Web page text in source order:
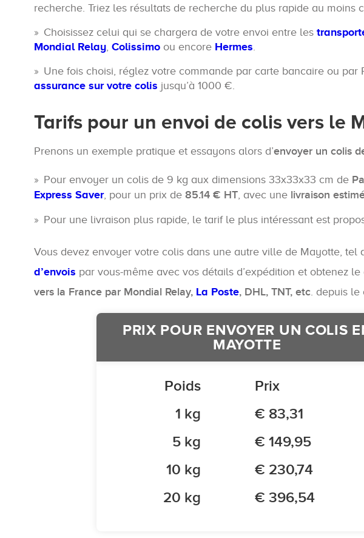
recherche. Triez les résultats de recherche du plus rapide au moins
Choisissez celui qui se chargera de votre envoi entre les
Mondial Relay, Colissimo ou encore Hermes.
Une fois choisi, réglez votre commande par carte bancaire ou
assurance sur votre colis jusqu’à 1000 €.
Tarifs pour un envoi de colis vers le
Prenons un exemple pratique et essayons alors d’envoyer un colis
Pour envoyer un colis de 9 kg aux dimensions 33x33x33 cm de
Express Saver, pour un prix de 85.14 € HT, avec une livraison
Pour une livraison plus rapide, le tarif le plus intéressant est
Vous devez envoyer votre colis dans une autre ville de Mayotte, tel
d’envois par vous-même avec vos détails d’expédition et obtenez
vers la France par Mondial Relay, La Poste, DHL, TNT, etc. depuis le
PRIX POUR ENVOYER UN COLIS
MAYOTTE
Poids
Prix
1 kg
€ 83,31
5 kg
€ 149,95
10 kg
€ 230,74
20 kg
€ 396,54